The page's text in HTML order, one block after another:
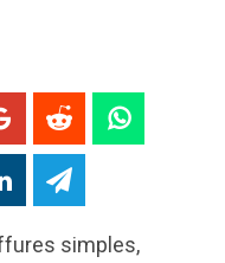
simples,